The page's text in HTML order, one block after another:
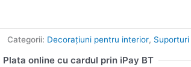
Categorii: Decorațiuni pentru interior,
Plata online cu cardul prin iPay BT